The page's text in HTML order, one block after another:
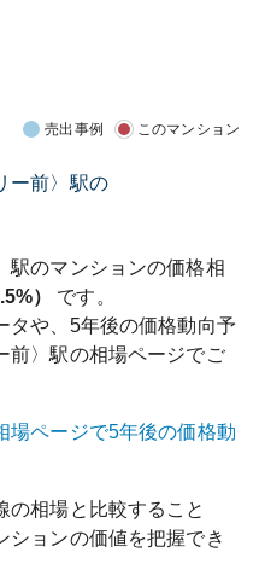
売出事例 このマンション
ー前〉駅の
駅のマンションの価格相
）
です。
タや、5年後の価格動向予
前〉駅の相場ページでご
場ページで5年後の価格動
の相場と比較すること
ションの価値を把握でき